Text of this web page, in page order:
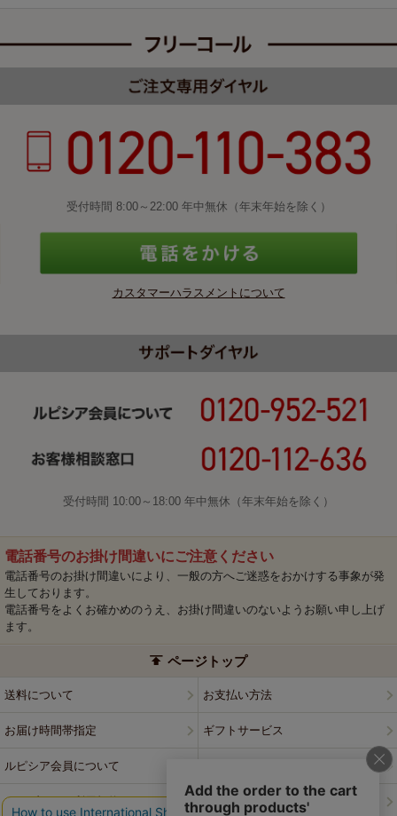
受付時間 8:00～22:00 年中無休（年末年始を除く）
カスタマーハラスメントについて
受付時間 10:00～18:00 年中無休（年末年始を除く）
電話番号のお掛け間違いにご注意ください
電話番号のお掛け間違いにより、一般の方へご迷惑をおかけする事象が発
生しております。
電話番号をよくお確かめのうえ、お掛け間違いのないようお願い申し上げ
ます。
ページトップ
送料について お支払い方法
お届け時間帯指定 ギフトサービス
ルピシア会員について
ウェブサイト利用規約 特定商取引法に基づく表記